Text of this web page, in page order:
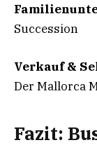
Succession
Verkauf &
Der Mallorca
Fazit: